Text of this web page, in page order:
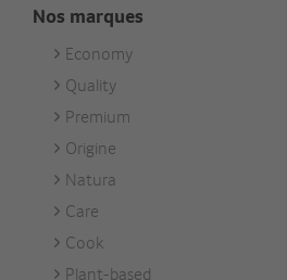
Nos marques
Footer
Unsere
Marken
Economy
Quality
Premium
Origine
Natura
Care
Cook
Plant-based